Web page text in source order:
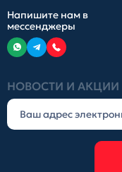
НОВОСТИ И АКЦИИ
Напишите нам в
мессенджеры